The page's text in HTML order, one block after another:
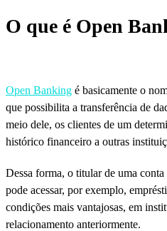
O que é Open
Open Banking é basicamente o
que possibilita a transferência de
meio dele, os clientes de um
histórico financeiro a outras
Dessa forma, o titular de uma
pode acessar, por exemplo,
condições mais vantajosas, em
relacionamento anteriormente.